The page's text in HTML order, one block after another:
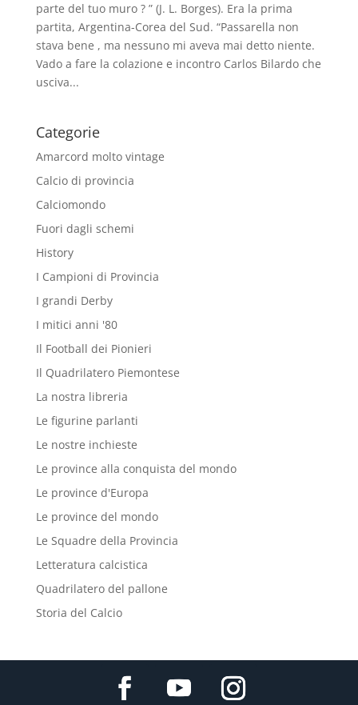
parte del tuo muro ? ” (J. L. Borges). Era la prima
partita, Argentina-Corea del Sud. “Passarella non
stava bene , ma nessuno mi aveva mai detto niente.
Vado a fare la colazione e incontro Carlos Bilardo che
usciva...
Categorie
Amarcord molto vintage
Calcio di provincia
Calciomondo
Fuori dagli schemi
History
I Campioni di Provincia
I grandi Derby
I mitici anni '80
Il Football dei Pionieri
Il Quadrilatero Piemontese
La nostra libreria
Le figurine parlanti
Le nostre inchieste
Le province alla conquista del mondo
Le province d'Europa
Le province del mondo
Le Squadre della Provincia
Letteratura calcistica
Quadrilatero del pallone
Storia del Calcio